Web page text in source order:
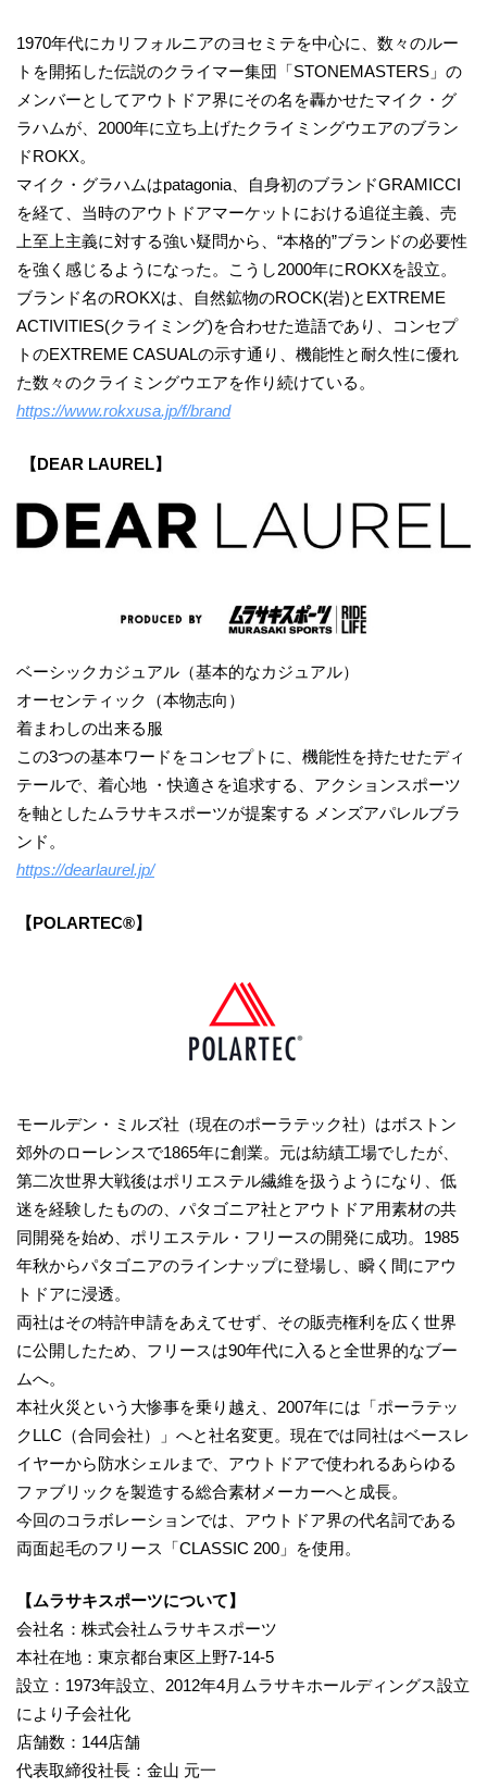
1970年代にカリフォルニアのヨセミテを中心に、数々のルー
トを開拓した伝説のクライマー集団「STONEMASTERS」の
メンバーとしてアウトドア界にその名を轟かせたマイク・グ
ラハムが、2000年に立ち上げたクライミングウエアのブラン
ドROKX。
マイク・グラハムはpatagonia、自身初のブランドGRAMICCI
を経て、当時のアウトドアマーケットにおける追従主義、売
上至上主義に対する強い疑問から、“本格的”ブランドの必要性
を強く感じるようになった。こうし2000年にROKXを設立。
ブランド名のROKXは、自然鉱物のROCK(岩)とEXTREME
ACTIVITIES(クライミング)を合わせた造語であり、コンセプ
トのEXTREME CASUALの示す通り、機能性と耐久性に優れ
た数々のクライミングウエアを作り続けている。
https://www.rokxusa.jp/f/brand
​【DEAR LAUREL】
ベーシックカジュアル（基本的なカジュアル）
オーセンティック（本物志向）
着まわしの出来る服
この3つの基本ワードをコンセプトに、機能性を持たせたディ
テールで、着心地 ・快適さを追求する、アクションスポーツ
を軸としたムラサキスポーツが提案する メンズアパレルブラ
ンド。
https://dearlaurel.jp/
【POLARTEC®】
モールデン・ミルズ社（現在のポーラテック社）はボストン
郊外のローレンスで1865年に創業。元は紡績工場でしたが、
第二次世界大戦後はポリエステル繊維を扱うようになり、低
迷を経験したものの、パタゴニア社とアウトドア用素材の共
同開発を始め、ポリエステル・フリースの開発に成功。1985
年秋からパタゴニアのラインナップに登場し、瞬く間にアウ
トドアに浸透。
両社はその特許申請をあえてせず、その販売権利を広く世界
に公開したため、フリースは90年代に入ると全世界的なブー
ムへ。
本社火災という大惨事を乗り越え、2007年には「ポーラテッ
クLLC（合同会社）」へと社名変更。現在では同社はベースレ
イヤーから防水シェルまで、アウトドアで使われるあらゆる
ファブリックを製造する総合素材メーカーへと成長。
今回のコラボレーションでは、アウトドア界の代名詞である
両面起毛のフリース「CLASSIC 200」を使用。
【ムラサキスポーツについて】
会社名：株式会社ムラサキスポーツ
本社在地：東京都台東区上野7-14-5
設立：1973年設立、2012年4月ムラサキホールディングス設立
により子会社化
店舗数：144店舗
代表取締役社長：金山 元一